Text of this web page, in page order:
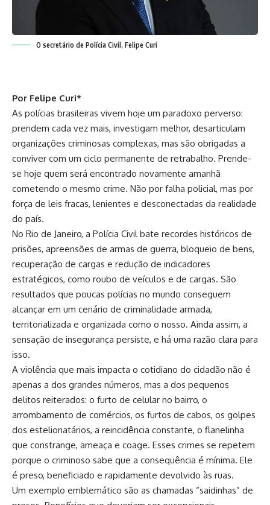
O secretário de Polícia Civil, Felipe Curi
Por Felipe Curi*
As polícias brasileiras vivem hoje um paradoxo perverso:
prendem cada vez mais, investigam melhor, desarticulam
organizações criminosas complexas, mas são obrigadas a
conviver com um ciclo permanente de retrabalho. Prende-
se hoje quem será encontrado novamente amanhã
cometendo o mesmo crime. Não por falha policial, mas por
força de leis fracas, lenientes e desconectadas da realidade
do país.
No Rio de Janeiro, a Polícia Civil bate recordes históricos de
prisões, apreensões de armas de guerra, bloqueio de bens,
recuperação de cargas e redução de indicadores
estratégicos, como roubo de veículos e de cargas. São
resultados que poucas polícias no mundo conseguem
alcançar em um cenário de criminalidade armada,
territorializada e organizada como o nosso. Ainda assim, a
sensação de insegurança persiste, e há uma razão clara para
isso.
A violência que mais impacta o cotidiano do cidadão não é
apenas a dos grandes números, mas a dos pequenos
delitos reiterados: o furto de celular no bairro, o
arrombamento de comércios, os furtos de cabos, os golpes
dos estelionatários, a reincidência constante, o flanelinha
que constrange, ameaça e coage. Esses crimes se repetem
porque o criminoso sabe que a consequência é mínima. Ele
é preso, beneficiado e rapidamente devolvido às ruas.
Um exemplo emblemático são as chamadas “saidinhas” de